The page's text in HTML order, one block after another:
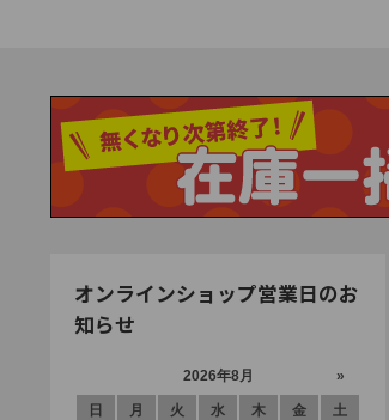
オンラインショップ営業日のお
知らせ